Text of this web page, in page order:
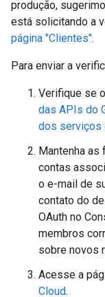
produção,
está solicitando a
página "Clientes".
Para enviar a
Verifique se
das APIs do
dos serviços
Mantenha
contas
o e-mail de
contato do
OAuth no
membros
sobre novos
Acesse a
Cloud.